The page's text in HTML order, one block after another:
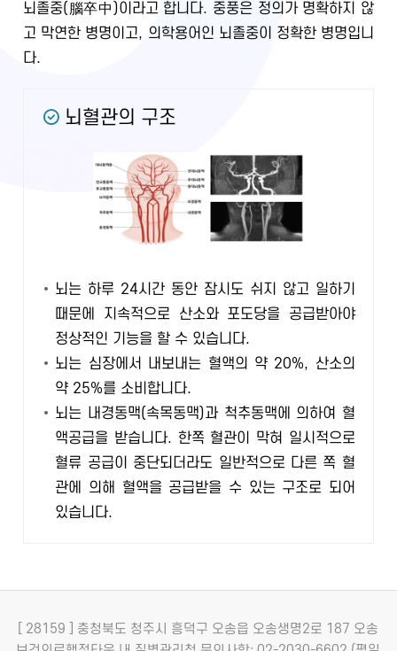
뇌졸중(腦卒中)이라고 합니다. 중풍은 정의가 명확하지 않
고 막연한 병명이고, 의학용어인 뇌졸중이 정확한 병명입니
다.
뇌혈관의 구조
뇌는 하루 24시간 동안 잠시도 쉬지 않고 일하기
때문에 지속적으로 산소와 포도당을 공급받아야
정상적인 기능을 할 수 있습니다.
뇌는 심장에서 내보내는 혈액의 약 20%, 산소의
약 25%를 소비합니다.
뇌는 내경동맥(속목동맥)과 척추동맥에 의하여 혈
액공급을 받습니다. 한쪽 혈관이 막혀 일시적으로
혈류 공급이 중단되더라도 일반적으로 다른 쪽 혈
관에 의해 혈액을 공급받을 수 있는 구조로 되어
있습니다.
[ 28159 ] 충청북도 청주시 흥덕구 오송읍 오송생명2로 187 오송